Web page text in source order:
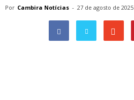
Por Cambira Notícias - 27 de agosto de 2025